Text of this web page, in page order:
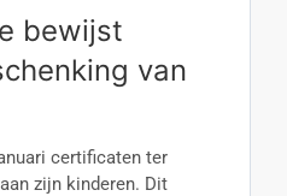
bewijst
van
certificaten ter
zijn kinderen. Dit